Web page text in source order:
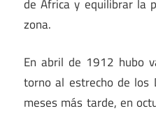
de África y equilibrar la
zona.
En abril de 1912 hubo
torno al estrecho de los
meses más tarde, en